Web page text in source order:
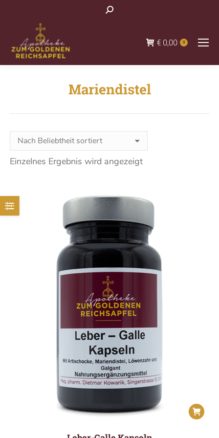
Search:
€ 0,00 0
Mariendistel
Einzelnes Ergebnis wird angezeigt